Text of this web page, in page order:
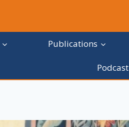
Publications
Podcast